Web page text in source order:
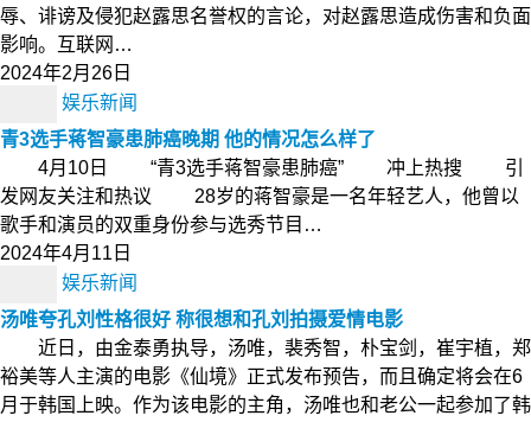
辱、诽谤及侵犯赵露思名誉权的言论，对赵露思造成伤害和负面
影响。互联网…
2024年2月26日
娱乐新闻
青3选手蒋智豪患肺癌晚期 他的情况怎么样了
4月10日 “青3选手蒋智豪患肺癌” 冲上热搜 引
发网友关注和热议 28岁的蒋智豪是一名年轻艺人，他曾以
歌手和演员的双重身份参与选秀节目…
2024年4月11日
娱乐新闻
汤唯夸孔刘性格很好 称很想和孔刘拍摄爱情电影
近日，由金泰勇执导，汤唯，裴秀智，朴宝剑，崔宇植，郑
裕美等人主演的电影《仙境》正式发布预告，而且确定将会在6
月于韩国上映。作为该电影的主角，汤唯也和老公一起参加了韩